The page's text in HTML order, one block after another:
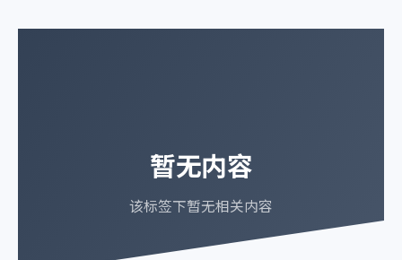
暂无内容
该标签下暂无相关内容